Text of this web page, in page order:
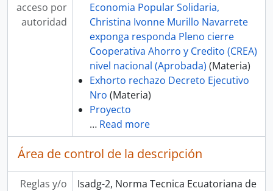
acceso por
autoridad
Economia Popular Solidaria,
Christina Ivonne Murillo Navarrete
exponga responda Pleno cierre
Cooperativa Ahorro y Credito (CREA)
nivel nacional (Aprobada) (Materia)
Exhorto rechazo Decreto Ejecutivo
Nro (Materia)
Proyecto
… Read more
Área de control de la descripción
Reglas y/o
Isadg-2, Norma Tecnica Ecuatoriana de